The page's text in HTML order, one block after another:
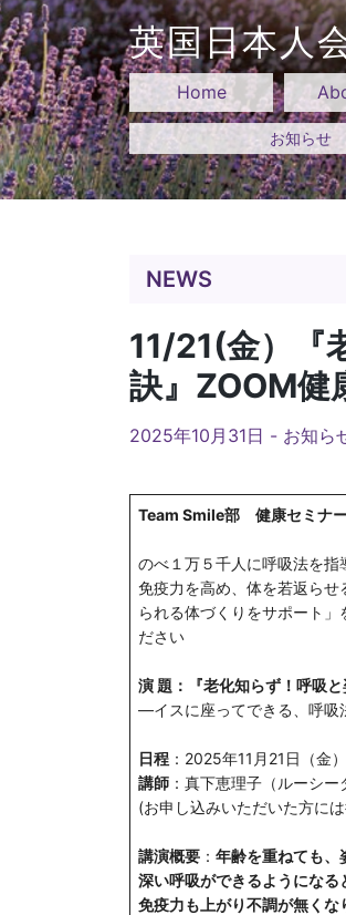
Skip
to
content
英国日本人
Home
お知らせ
NEWS
11/21(金）『
訣』ZOOM
2025年10月31日 - お知ら
Team Smile部 健康セミナ
のべ１万５千人に呼吸法を
免疫力を高め、体を若返ら
られる体づくりをサポート
ださい
演 題：『老化知らず！呼吸
―イスに座ってできる、呼吸
日程 ：2025年11月21日（金
講師 ：真下恵理子（ルーシ
(お申し込みいただいた方に
講演概要 ： 年齢を重ねても、
深い呼吸ができるようになる
免疫力も上がり不調が無くな